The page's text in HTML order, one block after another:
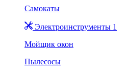
Самокаты
Электроинструменты 1
Мойщик окон
Пылесосы